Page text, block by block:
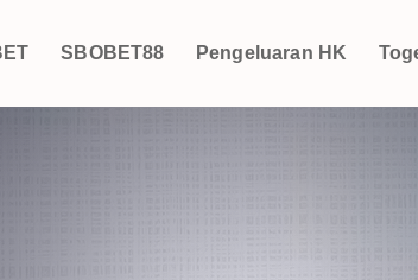
SBOBET88 Pengeluaran HK